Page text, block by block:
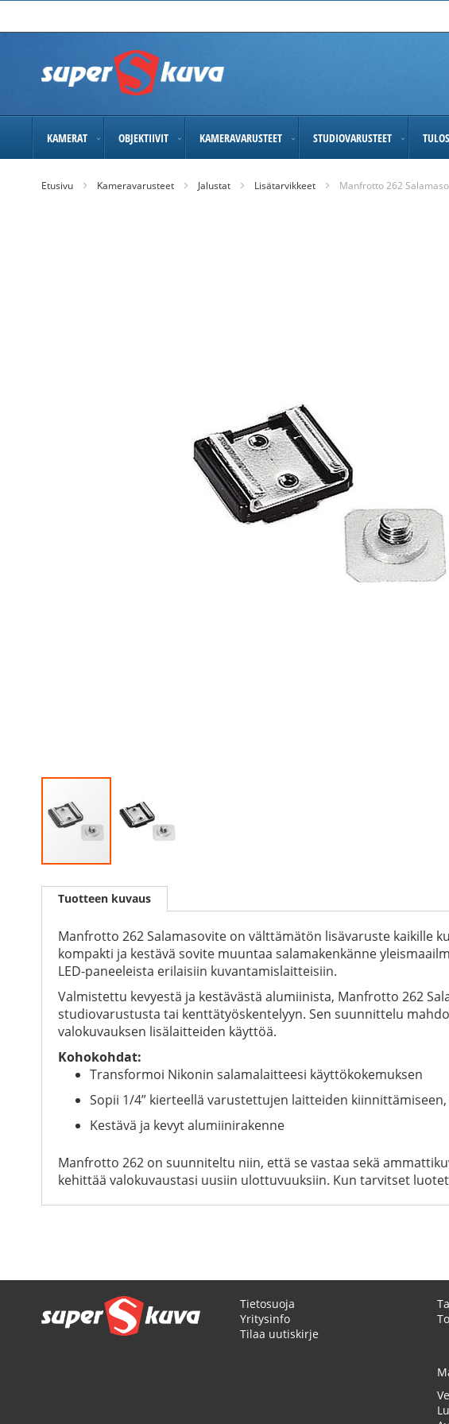
to
KAMERAT OBJEKTIIVIT KAMERAVARUSTEET STUDIOVARUSTEET
Etusivu Kameravarusteet Jalustat Lisätarvikkeet Manfrotto 262
to
images
gallery
Tuotteen kuvaus
Manfrotto 262 Salamasovite on välttämätön lisävaruste kaikille
kompakti ja kestävä sovite muuntaa salamakenkänne
LED-paneeleista erilaisiin kuvantamislaitteisiin.
Valmistettu kevyestä ja kestävästä alumiinista, Manfrotto 262
studiovarustusta tai kenttätyöskentelyyn. Sen suunnittelu
valokuvauksen lisälaitteiden käyttöä.
Kohokohdat:
Transformoi Nikonin salamalaitteesi käyttökokemuksen
Sopii 1/4” kierteellä varustettujen laitteiden
Kestävä ja kevyt alumiinirakenne
Manfrotto 262 on suunniteltu niin, että se vastaa sekä
kehittää valokuvaustasi uusiin ulottuvuuksiin. Kun tarvitset
Tietosuoja
Yritysinfo
Tilaa uutiskirje